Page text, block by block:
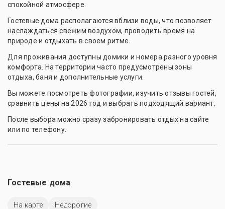
спокойной атмосфере.
Гостевые дома располагаются вблизи воды, что позволяет
наслаждаться свежим воздухом, проводить время на
природе и отдыхать в своем ритме.
Для проживания доступны домики и номера разного уровня
комфорта. На территории часто предусмотрены зоны
отдыха, баня и дополнительные услуги.
Вы можете посмотреть фотографии, изучить отзывы гостей,
сравнить цены на 2026 год и выбрать подходящий вариант.
После выбора можно сразу забронировать отдых на сайте
или по телефону.
Гостевые дома
На карте Недорогие